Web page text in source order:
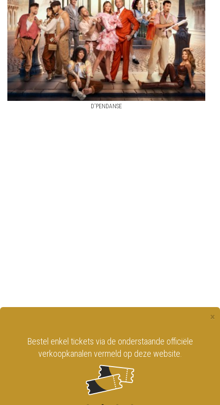
D'PENDANSE
×
Bestel enkel tickets via de onderstaande officiële
verkoopkanalen vermeld op deze website.